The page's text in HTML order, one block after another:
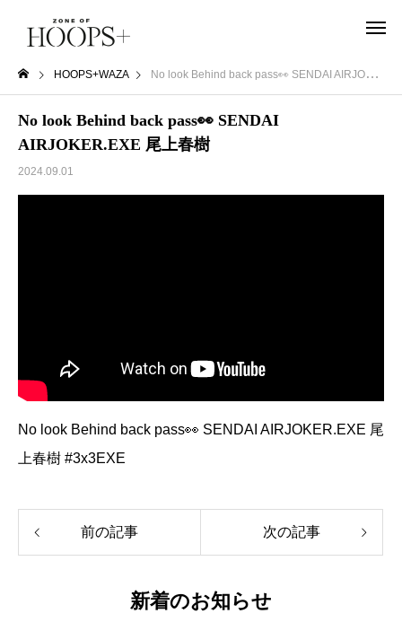
HOOPS+WAZA No look Behind back pass👀 SENDAI AIRJOKER.EXE 尾上春樹
No look Behind back pass👀 SENDAI
AIRJOKER.EXE 尾上春樹
2024.09.01
No look Behind back pass👀 SENDAI AIRJOKER.EXE 尾
上春樹 #3x3EXE
前の記事 次の記事
新着のお知らせ